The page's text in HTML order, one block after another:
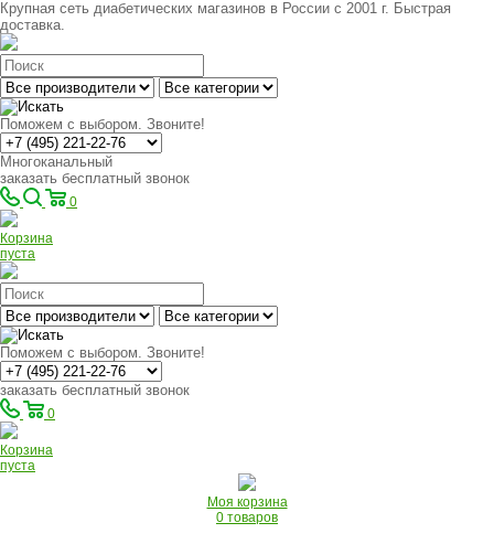
Крупная сеть диабетических магазинов в России с 2001 г. Быстрая
доставка.
Поможем с выбором. Звоните!
Многоканальный
заказать бесплатный звонок
0
Корзина
пуста
Поможем с выбором. Звоните!
заказать бесплатный звонок
0
Корзина
пуста
Моя корзина
0 товаров